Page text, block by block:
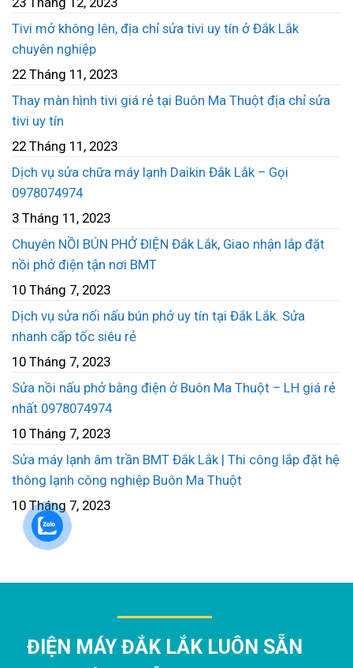
Tivi mở không lên, địa chỉ sửa tivi uy tín ở Đắk Lắk
chuyên nghiệp
22 Tháng 11, 2023
Thay màn hình tivi giá rẻ tại Buôn Ma Thuột địa chỉ sửa
tivi uy tín
22 Tháng 11, 2023
Dịch vụ sửa chữa máy lạnh Daikin Đắk Lắk – Gọi
0978074974
3 Tháng 11, 2023
Chuyên NỒI BÚN PHỞ ĐIỆN Đắk Lắk, Giao nhận lắp đặt
nồi phở điện tận nơi BMT
10 Tháng 7, 2023
Dịch vụ sửa nối nấu bún phở uy tín tại Đắk Lắk. Sửa
nhanh cấp tốc siêu rẻ
10 Tháng 7, 2023
Sửa nồi nấu phở bằng điện ở Buôn Ma Thuột – LH giá rẻ
nhất 0978074974
10 Tháng 7, 2023
Sửa máy lạnh âm trần BMT Đắk Lắk | Thi công lắp đặt hệ
thông lạnh công nghiệp Buôn Ma Thuột
10 Tháng 7, 2023
ĐIỆN MÁY ĐẮK LẮK LUÔN SẴN